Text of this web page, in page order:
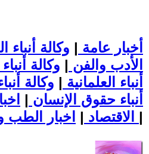
أخبار عامة | وكالة أنباء
الأدب والفن | وكالة
أنباء العلمانية | وكالة
أنباء حقوق الإنسان |
الاقتصاد | |